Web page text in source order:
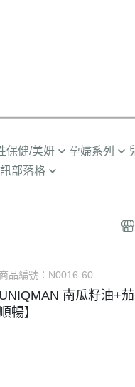
保健/美妍 孕婦系列
孕中期
孕後期
產後/哺乳
小童(3~6歲)
大童(6~12
青少年(12
部落格
站
究手記
商品編號： N0016-60
UNIQMAN 南瓜籽油+
暢】